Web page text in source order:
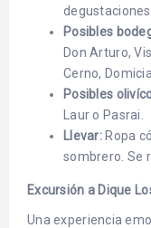
degustaciones.
Posibles
Don Arturo,
Cerno,
Posibles
Laur o Pasrai.
Llevar:Ropa
sombrero. Se
Excursión a Dique
Una experiencia